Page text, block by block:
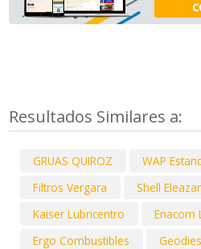
Resultados Similares a:
GRUAS QUIROZ
WAP
Filtros Vergara
Shell
Kaiser Lubricentro
Enacom
Ergo Combustibles